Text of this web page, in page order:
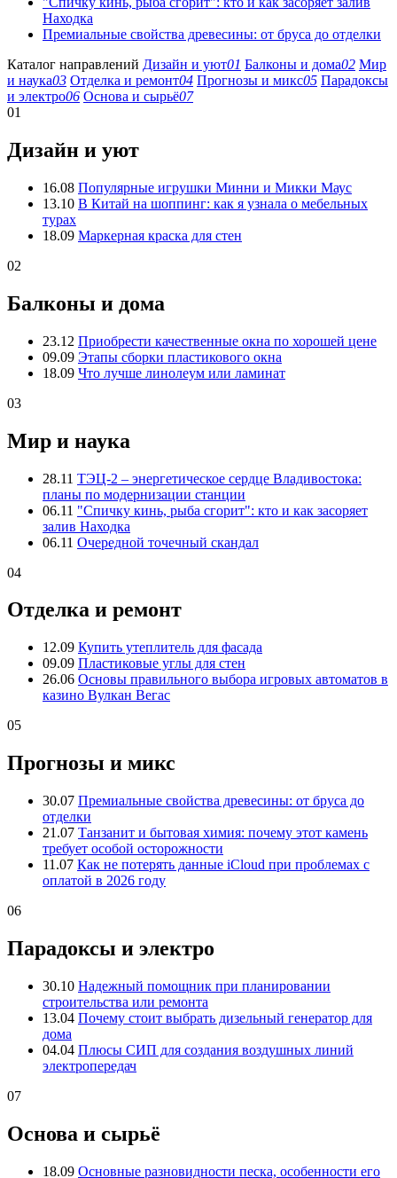
Находка
Премиальные свойства древесины: от бруса до отделки
Каталог направлений Дизайн и уют01 Балконы и дома02 Мир
и наука03 Отделка и ремонт04 Прогнозы и микс05 Парадоксы
и электро06 Основа и сырьё07
01
Дизайн и уют
16.08 Популярные игрушки Минни и Микки Маус
13.10 В Китай на шоппинг: как я узнала о мебельных
турах
18.09 Маркерная краска для стен
02
Балконы и дома
23.12 Приобрести качественные окна по хорошей цене
09.09 Этапы сборки пластикового окна
18.09 Что лучше линолеум или ламинат
03
Мир и наука
28.11 ТЭЦ-2 – энергетическое сердце Владивостока:
планы по модернизации станции
06.11 "Спичку кинь, рыба сгорит": кто и как засоряет
залив Находка
06.11 Очередной точечный скандал
04
Отделка и ремонт
12.09 Купить утеплитель для фасада
09.09 Пластиковые углы для стен
26.06 Основы правильного выбора игровых автоматов в
казино Вулкан Вегас
05
Прогнозы и микс
30.07 Премиальные свойства древесины: от бруса до
отделки
21.07 Танзанит и бытовая химия: почему этот камень
требует особой осторожности
11.07 Как не потерять данные iCloud при проблемах с
оплатой в 2026 году
06
Парадоксы и электро
30.10 Надежный помощник при планировании
строительства или ремонта
13.04 Почему стоит выбрать дизельный генератор для
дома
04.04 Плюсы СИП для создания воздушных линий
электропередач
07
Основа и сырьё
18.09 Основные разновидности песка, особенности его